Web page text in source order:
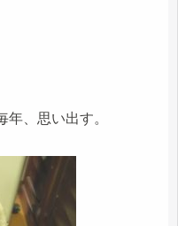
、思い出す。